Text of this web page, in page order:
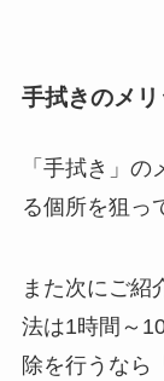
手拭きのメ
「手拭き」
る個所を狙っ
また次にご紹
法は1時間～
除を行うなら